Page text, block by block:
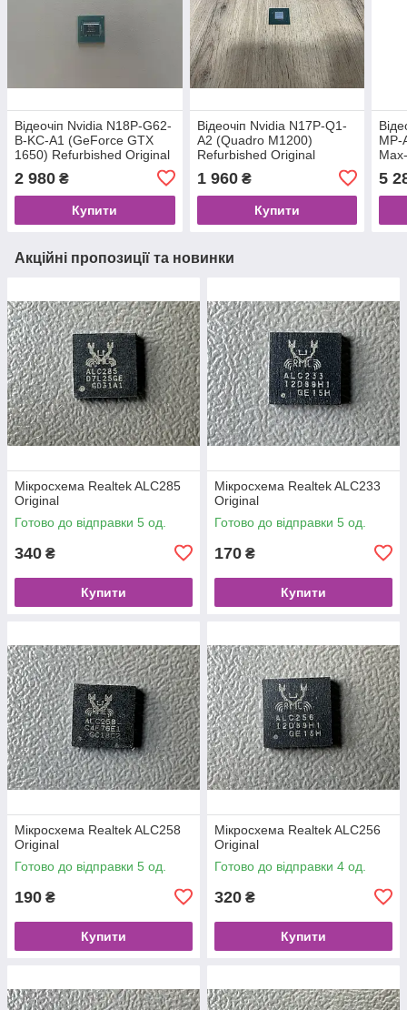
Відеочіп Nvidia N18P-G62-
B-KC-A1 (GeForce GTX
1650) Refurbished Original
2 980 ₴
Купити
Відеочіп Nvidia N17P-Q1-
A2 (Quadro M1200)
Refurbished Original
1 960₴
Купити
MP-
5
Акційні пропозиції та новинки
Мікросхема Realtek ALC285
Original
Готово до відправки 5 од.
340 ₴
Купити
Мікросхема Realtek ALC233
Original
Готово до відправки 5 од.
170 ₴
Купити
Мікросхема Realtek ALC258
Original
Готово до відправки 5 од.
190 ₴
Купити
Мікросхема Realtek ALC256
Original
Готово до відправки 4 од.
320 ₴
Купити